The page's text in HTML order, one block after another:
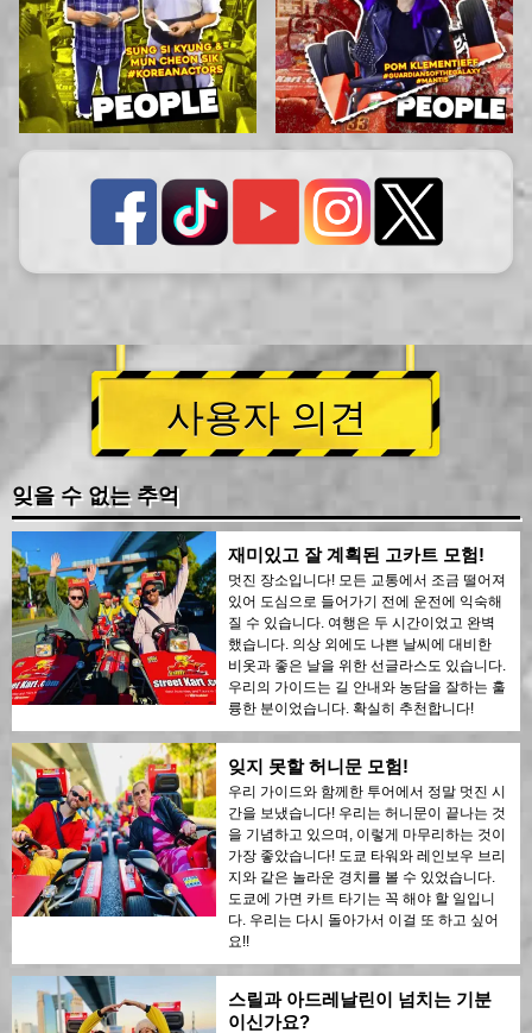
사용자 의견
잊을 수 없는 추억
재미있고 잘 계획된 고카트 모험!
멋진 장소입니다! 모든 교통에서 조금 떨어져
있어 도심으로 들어가기 전에 운전에 익숙해
질 수 있습니다. 여행은 두 시간이었고 완벽
했습니다. 의상 외에도 나쁜 날씨에 대비한
비옷과 좋은 날을 위한 선글라스도 있습니다.
우리의 가이드는 길 안내와 농담을 잘하는 훌
륭한 분이었습니다. 확실히 추천합니다!
잊지 못할 허니문 모험!
우리 가이드와 함께한 투어에서 정말 멋진 시
간을 보냈습니다! 우리는 허니문이 끝나는 것
을 기념하고 있으며, 이렇게 마무리하는 것이
가장 좋았습니다! 도쿄 타워와 레인보우 브리
지와 같은 놀라운 경치를 볼 수 있었습니다.
도쿄에 가면 카트 타기는 꼭 해야 할 일입니
다. 우리는 다시 돌아가서 이걸 또 하고 싶어
요!!
스릴과 아드레날린이 넘치는 기분
이신가요?